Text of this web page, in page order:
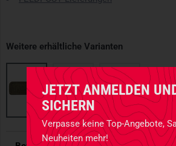
JETZT ANMELDEN
SICHERN
Verpasse keine Top-Angebote,
Neuheiten mehr!
Weitere erhältliche Varianten